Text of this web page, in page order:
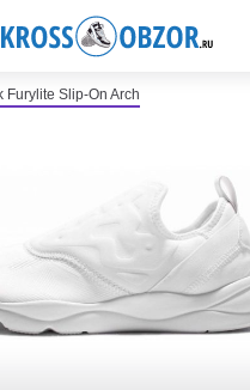
Furylite Slip-On Arch